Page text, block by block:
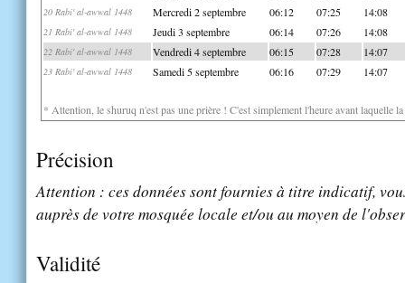
20 Rabi' al-awwal 1448 Mercredi 2 septembre 06:12 07:25 14:08
21 Rabi' al-awwal 1448 Jeudi 3 septembre 06:14 07:26 14:08
22 Rabi' al-awwal 1448 Vendredi 4 septembre 06:15 07:28 14:07
23 Rabi' al-awwal 1448 Samedi 5 septembre 06:16 07:29 14:07
* Attention, le shuruq n'est pas une prière ! C'est simplement l'heure avant laquelle
Précision
Attention : ces données sont fournies à titre indicatif,
auprès de votre mosquée locale et/ou au moyen de
Validité